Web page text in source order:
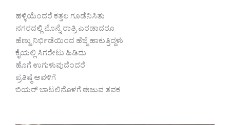
ಹಳ್ಳಿಯೆಂದರೆ ಕತ್ತಲ ಗೂಡೆನಿಸಿತು
ನಗರದಲ್ಲಿ ಮೊನ್ನೆ ರಾತ್ರಿ ಎರಡಾದರೂ
ಹೆಣ್ಣು ನಿರ್ಭಿಡೆಯಿಂದ ಹೆಜ್ಜೆ ಹಾಕುತ್ತಿದ್ದಳು
ಕೈಯಲ್ಲಿ ಸಿಗರೇಟು ಹಿಡಿದು
ಹೊಗೆ ಉಗುಳುವುದೆಂದರೆ
ಪ್ರತಿಷ್ಠೆ ಅವಳಿಗೆ
ಬಿಯರ್ ಬಾಟಲಿನೊಳಗೆ ಈಜುವ ತವಕ